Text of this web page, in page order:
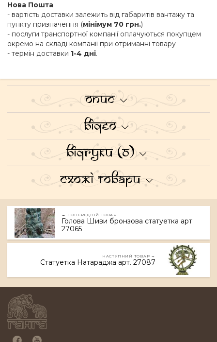
Нова Пошта
- вартість доставки залежить від габаритів вантажу та
пункту призначення (мінімум 70 грн.)
- послуги транспортної компанії оплачуються покупцем
окремо на складі компанії при отриманні товару
- термін доставки 1-4 дні.
Опис
Відео
Відгуки (0)
Схожі товари
← ПОПЕРЕДНІЙ ТОВАР
Голова Шиви бронзова статуетка арт
27065
НАСТУПНИЙ ТОВАР →
Статуетка Натараджа арт. 27087